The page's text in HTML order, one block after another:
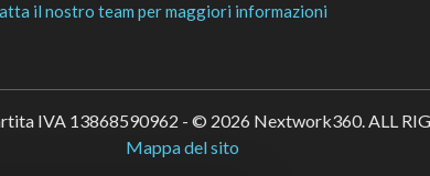
il nostro team per maggiori informazioni
IVA 13868590962 - © 2026 Nextwork360. ALL
Mappa del sito